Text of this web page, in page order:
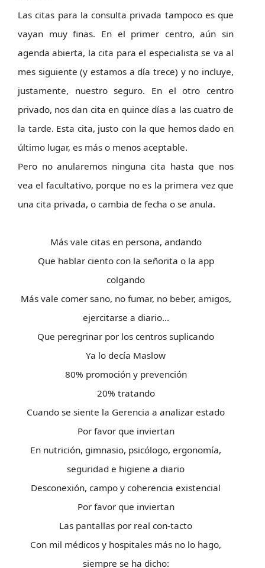
Las citas para la consulta privada tampoco es que
vayan muy finas. En el primer centro, aún sin
agenda abierta, la cita para el especialista se va al
mes siguiente (y estamos a día trece) y no incluye,
justamente, nuestro seguro. En el otro centro
privado, nos dan cita en quince días a las cuatro de
la tarde. Esta cita, justo con la que hemos dado en
último lugar, es más o menos aceptable.
Pero no anularemos ninguna cita hasta que nos
vea el facultativo, porque no es la primera vez que
una cita privada, o cambia de fecha o se anula.
Más vale citas en persona, andando
Que hablar ciento con la señorita o la app
colgando
Más vale comer sano, no fumar, no beber, amigos,
ejercitarse a diario…
Que peregrinar por los centros suplicando
Ya lo decía Maslow
80% promoción y prevención
20% tratando
Cuando se siente la Gerencia a analizar estado
Por favor que inviertan
En nutrición, gimnasio, psicólogo, ergonomía,
seguridad e higiene a diario
Desconexión, campo y coherencia existencial
Por favor que inviertan
Las pantallas por real con-tacto
Con mil médicos y hospitales más no lo hago,
siempre se ha dicho: